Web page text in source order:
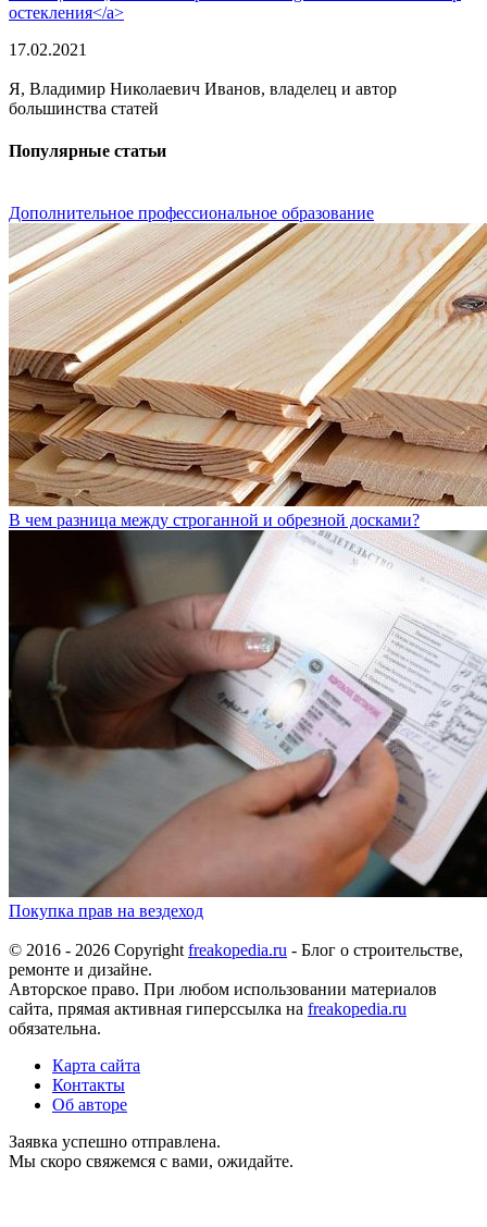
остекления</a>
17.02.2021
Я, Владимир Николаевич Иванов, владелец и автор
большинства статей
Популярные статьи
Дополнительное профессиональное образование
В чем разница между строганной и обрезной досками?
Покупка прав на вездеход
© 2016 - 2026 Copyrightfreakopedia.ru - Блог о строительстве,
ремонте и дизайне.
Авторское право. При любом использовании материалов
сайта, прямая активная гиперссылка на freakopedia.ru
обязательна.
Карта сайта
Контакты
Об авторе
Заявка успешно отправлена.
Мы скоро свяжемся с вами, ожидайте.